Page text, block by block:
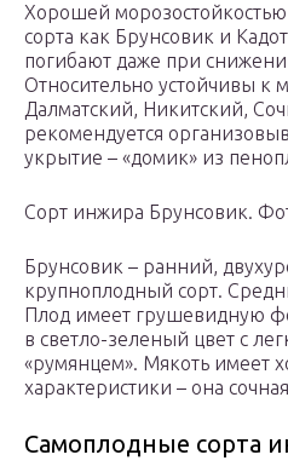
Хорошей морозостойкостью
сорта как Брунсовик и
погибают даже при
Относительно устойчивы к
Далматский, Никитский,
рекомендуется
укрытие – «домик» из
Сорт инжира Брунсовик.
Брунсовик – ранний,
крупноплодный сорт.
Плод имеет грушевидную
в светло-зеленый цвет с
«румянцем». Мякоть имеет
характеристики – она
Самоплодные сорта